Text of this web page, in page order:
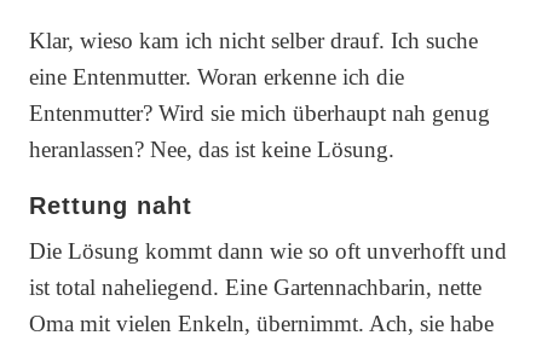
Klar, wieso kam ich nicht selber drauf. Ich suche
eine Entenmutter. Woran erkenne ich die
Entenmutter? Wird sie mich überhaupt nah genug
heranlassen? Nee, das ist keine Lösung.
Rettung naht
Die Lösung kommt dann wie so oft unverhofft und
ist total naheliegend. Eine Gartennachbarin, nette
Oma mit vielen Enkeln, übernimmt. Ach, sie habe